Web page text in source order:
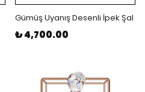
Gümüş Uyanış Desenli İpek Şal
₺ 4,700.00